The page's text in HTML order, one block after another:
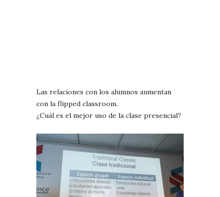
Las relaciones con los alumnos aumentan
con la flipped classroom.
¿Cuál es el mejor uso de la clase presencial?